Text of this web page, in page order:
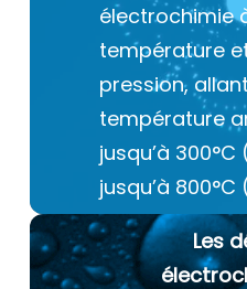
électrochimie
température
pression,
température
jusqu’à
jusqu’à
Les